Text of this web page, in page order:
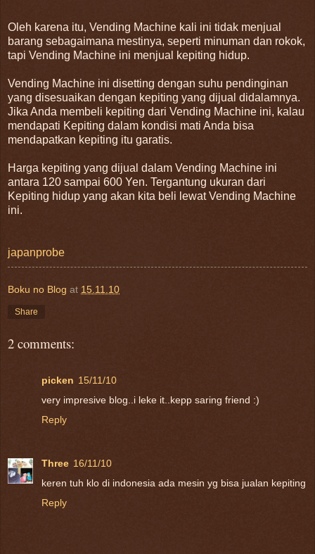
Oleh karena itu, Vending Machine kali ini tidak menjual
barang sebagaimana mestinya, seperti minuman dan rokok,
tapi Vending Machine ini menjual kepiting hidup.
Vending Machine ini disetting dengan suhu pendinginan
yang disesuaikan dengan kepiting yang dijual didalamnya.
Jika Anda membeli kepiting dari Vending Machine ini, kalau
mendapati Kepiting dalam kondisi mati Anda bisa
mendapatkan kepiting itu garatis.
Harga kepiting yang dijual dalam Vending Machine ini
antara 120 sampai 600 Yen. Tergantung ukuran dari
Kepiting hidup yang akan kita beli lewat Vending Machine
ini.
japanprobe
Boku no Blog at 15.11.10
Share
2 comments:
picken 15/11/10
very impresive blog..i leke it..kepp saring friend :)
Reply
Three 16/11/10
keren tuh klo di indonesia ada mesin yg bisa jualan kepiting
Reply